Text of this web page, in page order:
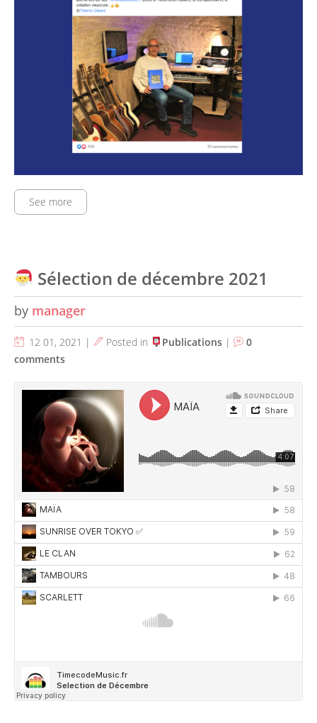
See more
Sélection de décembre 2021
by manager
12 01, 2021 | Posted in Publications|
0
comments